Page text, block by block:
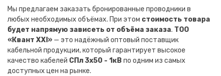
Мы предлагаем заказать бронированные проводники в
любых необходимых объёмах. При этом стоимость товара
будет напрямую зависеть от объёма заказа. ТОО
«Квант XXI» — это надёжный оптовый поставщик
кабельной продукции, который гарантирует высокое
качество кабелей СПл 3х50 - 1кВ по одним из самых
доступных цен на рынке.